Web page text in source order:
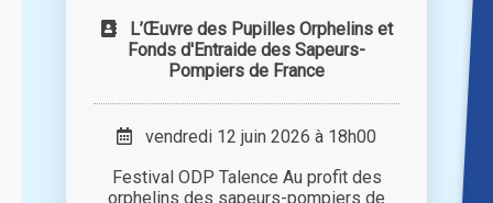
L’Œuvre des Pupilles Orphelins et
Fonds d'Entraide des Sapeurs-
Pompiers de France
vendredi 12 juin 2026 à 18h00
Festival ODP Talence Au profit des
orphelins des sapeurs-pompiers de